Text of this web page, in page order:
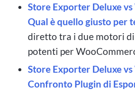
Store Exporter Deluxe
Qual è quello giusto per
diretto tra i due motori
potenti per
Store Exporter Deluxe
Confronto Plugin di